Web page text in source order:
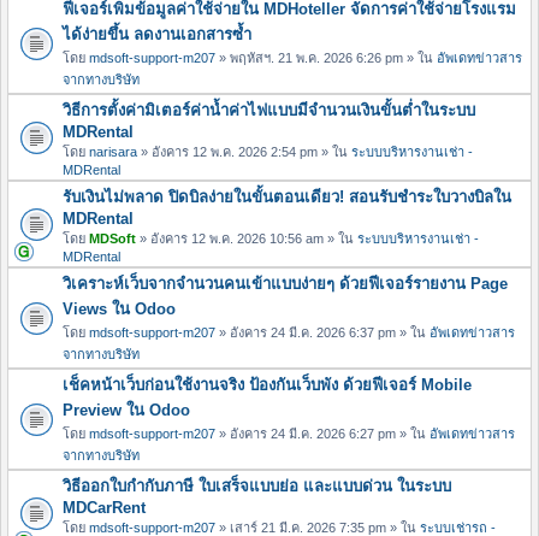
ฟีเจอร์เพิ่มข้อมูลค่าใช้จ่ายใน MDHoteller จัดการค่าใช้จ่ายโรงแรม
ได้ง่ายขึ้น ลดงานเอกสารซ้ำ
โดย mdsoft-support-m207 » พฤหัสฯ. 21 พ.ค. 2026 6:26 pm » ใน อัพเดทข่าวสาร
จากทางบริษัท
วิธีการตั้งค่ามิเตอร์ค่าน้ำค่าไฟแบบมีจำนวนเงินขั้นต่ำในระบบ
MDRental
โดย narisara » อังคาร 12 พ.ค. 2026 2:54 pm » ใน ระบบบริหารงานเช่า -
MDRental
รับเงินไม่พลาด ปิดบิลง่ายในขั้นตอนเดียว! สอนรับชำระใบวางบิลใน
MDRental
โดย MDSoft » อังคาร 12 พ.ค. 2026 10:56 am » ใน ระบบบริหารงานเช่า -
MDRental
วิเคราะห์เว็บจากจำนวนคนเข้าแบบง่ายๆ ด้วยฟีเจอร์รายงาน Page
Views ใน Odoo
โดย mdsoft-support-m207 » อังคาร 24 มี.ค. 2026 6:37 pm » ใน อัพเดทข่าวสาร
จากทางบริษัท
เช็คหน้าเว็บก่อนใช้งานจริง ป้องกันเว็บพัง ด้วยฟีเจอร์ Mobile
Preview ใน Odoo
โดย mdsoft-support-m207 » อังคาร 24 มี.ค. 2026 6:27 pm » ใน อัพเดทข่าวสาร
จากทางบริษัท
วิธีออกใบกำกับภาษี ใบเสร็จแบบย่อ และแบบด่วน ในระบบ
MDCarRent
โดย mdsoft-support-m207 » เสาร์ 21 มี.ค. 2026 7:35 pm » ใน ระบบเช่ารถ -